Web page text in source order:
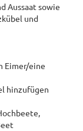
Aussaat sowie
und
Eimer/eine
hinzufügen